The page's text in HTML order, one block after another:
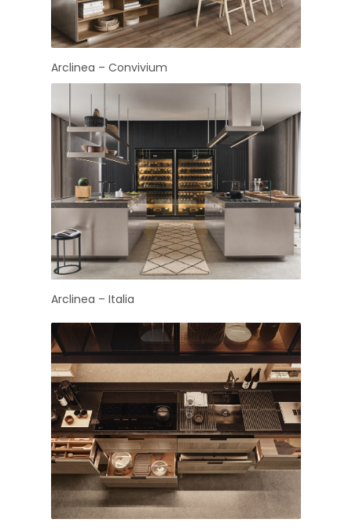
Arclinea – Convivium
Arclinea – Italia